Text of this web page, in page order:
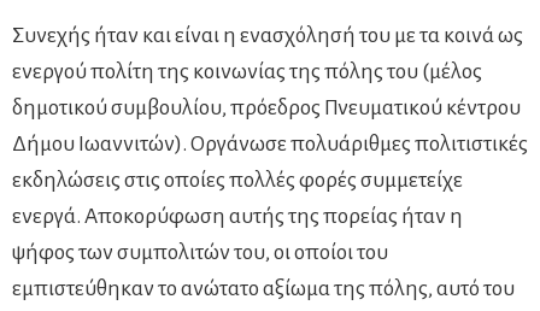
Συνεχής ήταν και είναι η ενασχόλησή του με τα κοινά ως
ενεργού πολίτη της κοινωνίας της πόλης του (μέλος
δημοτικού συμβουλίου, πρόεδρος Πνευματικού κέντρου
Δήμου Ιωαννιτών). Οργάνωσε πολυάριθμες πολιτιστικές
εκδηλώσεις στις οποίες πολλές φορές συμμετείχε
ενεργά. Αποκορύφωση αυτής της πορείας ήταν η
ψήφος των συμπολιτών του, οι οποίοι του
εμπιστεύθηκαν το ανώτατο αξίωμα της πόλης, αυτό του